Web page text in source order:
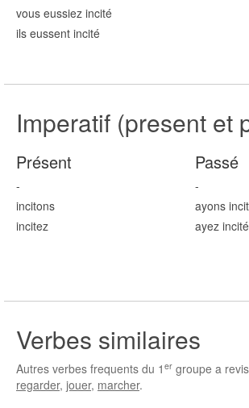
vous eussiez incité
ils eussent incité
Imperatif (present et
Présent
-
incitons
incitez
Passé
-
ayons incit
ayez incité
Verbes similaires
Autres verbes frequents du 1 er groupe a
regarder, jouer, marcher.